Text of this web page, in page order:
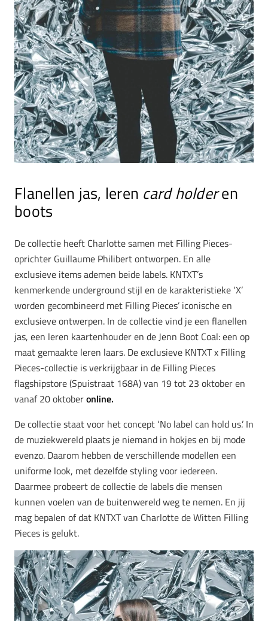
Flanellen jas, leren card holderen
boots
De collectie heeft Charlotte samen met Filling Pieces-
oprichter Guillaume Philibert ontworpen. En alle
exclusieve items ademen beide labels. KNTXT’s
kenmerkende underground stijl en de karakteristieke ‘X’
worden gecombineerd met Filling Pieces’ iconische en
exclusieve ontwerpen. In de collectie vind je een flanellen
jas, een leren kaartenhouder en de Jenn Boot Coal: een op
maat gemaakte leren laars. De exclusieve KNTXT x Filling
Pieces-collectie is verkrijgbaar in de Filling Pieces
flagshipstore (Spuistraat 168A) van 19 tot 23 oktober en
vanaf 20 oktoberonline.
De collectie staat voor het concept ‘No label can hold us.’ In
de muziekwereld plaats je niemand in hokjes en bij mode
evenzo. Daarom hebben de verschillende modellen een
uniforme look, met dezelfde styling voor iedereen.
Daarmee probeert de collectie de labels die mensen
kunnen voelen van de buitenwereld weg te nemen. En jij
mag bepalen of dat KNTXT van Charlotte de Witten Filling
Pieces is gelukt.